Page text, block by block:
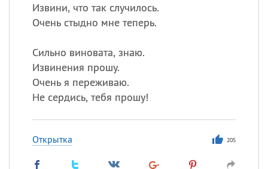
Извини, что так случилось.
Очень стыдно мне теперь.
Сильно виновата, знаю.
Извинения прошу.
Очень я переживаю.
Не сердись, тебя прошу!
Открытка 205